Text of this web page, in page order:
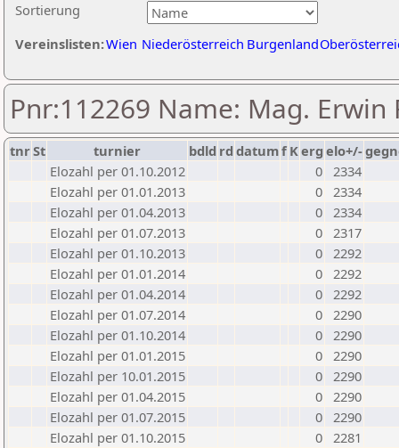
Sortierung
Vereinslisten:Wien Niederösterreich Burgenland
Pnr:112269 Name: Mag. Erwin
tnrSt turnier bdld rd datumf Kerg elo+/-
Elozahl per 01.10.2012
0 2334
Elozahl per 01.01.2013
0 2334
Elozahl per 01.04.2013
0 2334
Elozahl per 01.07.2013
0 2317
Elozahl per 01.10.2013
0 2292
Elozahl per 01.01.2014
0 2292
Elozahl per 01.04.2014
0 2292
Elozahl per 01.07.2014
0 2290
Elozahl per 01.10.2014
0 2290
Elozahl per 01.01.2015
0 2290
Elozahl per 10.01.2015
0 2290
Elozahl per 01.04.2015
0 2290
Elozahl per 01.07.2015
0 2290
Elozahl per 01.10.2015
0 2281